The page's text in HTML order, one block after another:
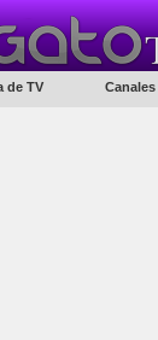
de TV Canales